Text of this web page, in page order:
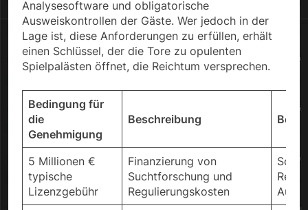
Analysesoftware und obligatorische
Ausweiskontrollen der Gäste. Wer jedoch in der
Lage ist, diese Anforderungen zu erfüllen, erhält
einen Schlüssel, der die Tore zu opulenten
Spielpalästen öffnet, die Reichtum versprechen.
Bedingung für
die
Genehmigung
Beschreibung
5 Millionen €
typische
Lizenzgebühr
Finanzierung von
Suchtforschung und
Regulierungskosten